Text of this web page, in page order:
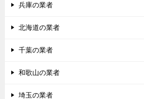
兵庫の業者
北海道の業者
千葉の業者
和歌山の業者
埼玉の業者